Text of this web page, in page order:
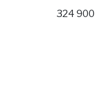
324 900